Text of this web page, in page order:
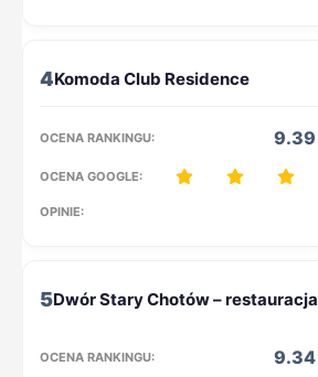
4
9.39
5
9.34